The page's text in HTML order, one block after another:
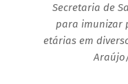
Secretaria de
para imunizar
etárias em